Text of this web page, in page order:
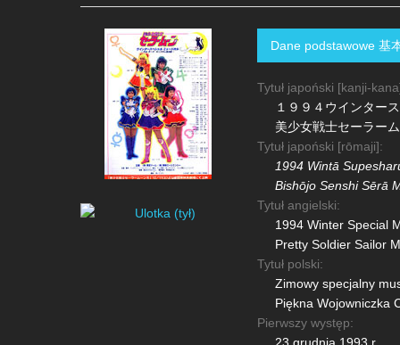
Dane podstawowe 基
Tytuł japoński [kanji-
１９９４ウインター
美少女戦士セーラー
Tytuł japoński [rōmaji]:
1994 Wintā
Bishōjo Senshi Sērā
Tytuł angielski:
1994 Winter Special
Pretty Soldier Sailor
Tytuł polski:
Zimowy specjalny
Piękna Wojowniczka
Pierwszy występ: